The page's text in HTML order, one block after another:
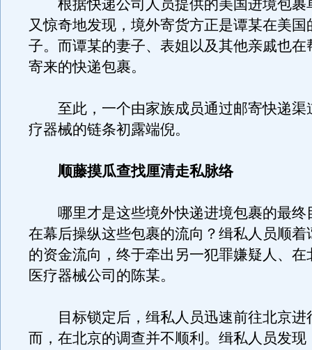
根据快递公司人员提供的美国进境包裹
又惊奇地发现，境外寄货方正是谭某在美国
子。而谭某的妻子、表姐以及其他亲戚也在
寄来的快递包裹。
至此，一个由家族成员通过邮寄快递渠
疗器械的链条初露端倪。
顺藤摸瓜查找厘清走私脉络
哪里才是这些境外快递进境包裹的最终
在幕后操纵这些包裹的流向？缉私人员顺着
的资金流向，终于牵出另一犯罪嫌疑人、在
医疗器械公司的陈某。
目标锁定后，缉私人员迅速前往北京进
而，在北京的调查并不顺利。缉私人员发现